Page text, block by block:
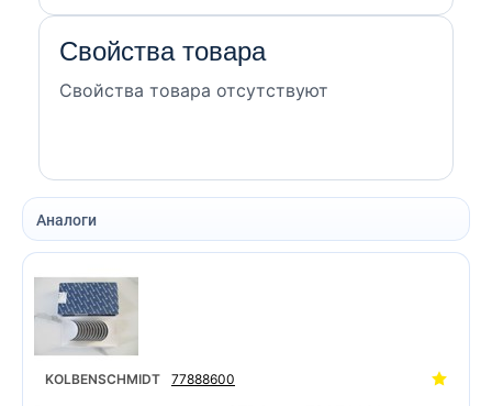
Свойства товара
Свойства товара отсутствуют
Аналоги
KOLBENSCHMIDT 77888600